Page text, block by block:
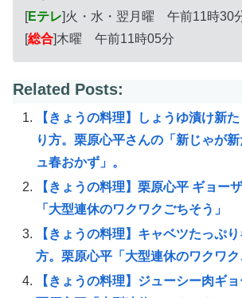
[Eテレ]火・水・翌月曜 午前11時30
[総合]木曜 午前11時05分
Related Posts:
【きょうの料理】しょうゆ漬け新
り方。栗原心平さんの「新じゃが
ュ春おかず」。
【きょうの料理】栗原心平 ギョー
「大型連休のワクワクごちそう」
【きょうの料理】キャベツたっぷ
方。栗原心平「大型連休のワクワク
【きょうの料理】ジューシー肉ギョ